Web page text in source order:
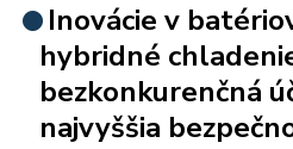
Inovácie v
hybridné
bezkonkurenčná
najvyššia